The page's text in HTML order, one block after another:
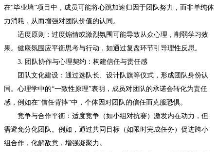
在“毕业墙”项目中，成员可能将心跳加速归因于团队努力，而非单纯体
力消耗，从而增强对团队价值的认同。
适度原则：过度煽情或激烈氛围可能导致从众心理，削弱学习效
果。健康氛围应平衡思考与行动，如通过复盘环节引导理性反思。
3. 团队协作与心理契约：构建信任与责任感
团队文化建设：通过选队长、设计队旗等仪式，形成团队身份认
同。心理学中的“一致性原理”表明，成员对团队的承诺会转化为责任
感，例如在“信任背摔”中，个体因对团队的信任而克服恐惧。
竞争与合作平衡：适度竞争（如小组对抗赛）激发内在动力，但
需避免分化团队。例如，通过共同目标（如限时完成任务）促进跨小
组合作，化解敌意，增强凝聚力。